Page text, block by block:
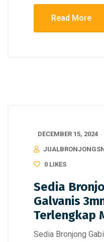
Read More
DECEMBER 15, 2024
0 LIKES
Sedia
Galvanis
Terlengkap
Sedia Bronjong